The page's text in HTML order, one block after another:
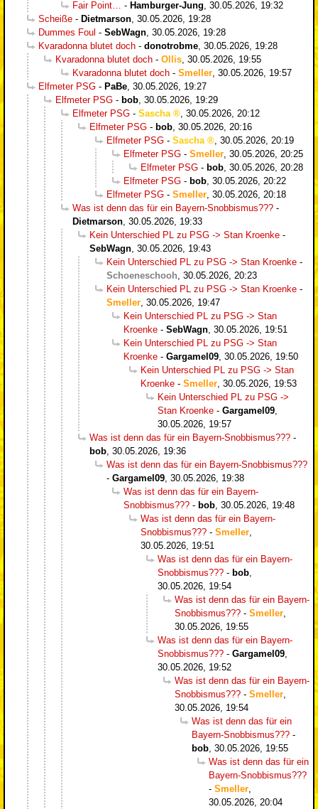
Fair Point… - Hamburger-Jung 30.05.2026, 19:32
Scheiße - Dietmarson 30.05.2026, 19:28
Dummes Foul - SebWagn 30.05.2026, 19:28
Kvaradonna blutet doch - donotrobme 30.05.2026, 19:28
Kvaradonna blutet doch - Ollis 30.05.2026, 19:55
Kvaradonna blutet doch - Smeller 30.05.2026, 19:57
Elfmeter PSG - PaBe 30.05.2026, 19:27
Elfmeter PSG - bob 30.05.2026, 19:29
Elfmeter PSG - Sascha
30.05.2026, 20:12
Elfmeter PSG - bob 30.05.2026, 20:16
Elfmeter PSG - Sascha
30.05.2026, 20:19
Elfmeter PSG - Smeller 30.05.2026, 20:25
Elfmeter PSG - bob 30.05.2026, 20:28
Elfmeter PSG - bob 30.05.2026, 20:22
Elfmeter PSG - Smeller 30.05.2026, 20:18
Was ist denn das für ein Bayern-Snobbismus??? -
Dietmarson 30.05.2026, 19:33
Kein Unterschied PL zu PSG -> Stan Kroenke -
SebWagn 30.05.2026, 19:43
Kein Unterschied PL zu PSG -> Stan Kroenke -
Schoeneschooh 30.05.2026, 20:23
Kein Unterschied PL zu PSG -> Stan Kroenke -
Smeller 30.05.2026, 19:47
Kein Unterschied PL zu PSG -> Stan
Kroenke - SebWagn 30.05.2026, 19:51
Kein Unterschied PL zu PSG -> Stan
Kroenke - Gargamel09 30.05.2026, 19:50
Kein Unterschied PL zu PSG -> Stan
Kroenke - Smeller 30.05.2026, 19:53
Kein Unterschied PL zu PSG ->
Stan Kroenke - Gargamel09
30.05.2026, 19:57
Was ist denn das für ein Bayern-Snobbismus??? -
bob 30.05.2026, 19:36
Was ist denn das für ein Bayern-Snobbismus???
- Gargamel09 30.05.2026, 19:38
Was ist denn das für ein Bayern-
Snobbismus??? - bob 30.05.2026, 19:48
Was ist denn das für ein Bayern-
Snobbismus??? - Smeller
30.05.2026, 19:51
Was ist denn das für ein Bayern-
Snobbismus??? - bob
30.05.2026, 19:54
Was ist denn das für ein Bayern-
Snobbismus??? - Smeller
30.05.2026, 19:55
Was ist denn das für ein Bayern-
Snobbismus??? - Gargamel09
30.05.2026, 19:52
Was ist denn das für ein Bayern-
Snobbismus??? - Smeller
30.05.2026, 19:54
Was ist denn das für ein
Bayern-Snobbismus??? -
bob 30.05.2026, 19:55
Was ist denn das für ein
Bayern-Snobbismus???
- Smeller
30.05.2026, 20:04